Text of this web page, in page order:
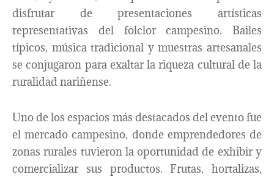
disfrutar de presentaciones artísticas
representativas del folclor campesino. Bailes
típicos, música tradicional y muestras artesanales
se conjugaron para exaltar la riqueza cultural de la
ruralidad nariñense.
Uno de los espacios más destacados del evento fue
el mercado campesino, donde emprendedores de
zonas rurales tuvieron la oportunidad de exhibir y
comercializar sus productos. Frutas, hortalizas,